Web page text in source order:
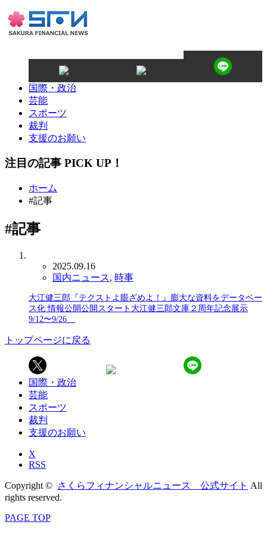
国際・政治
芸能
スポーツ
裁判
支援のお願い
注目の記事 PICK UP！
ホーム
#記事
#記事
2025.09.16
国内ニュース, 時事
大江健三郎『テクストよ眼ざめよ！』膨大な資料をデータベー
ス化 情報公開公開スタート大江健三郎文庫２周年記念展示
9/12〜9/26
トップページに戻る
国際・政治
芸能
スポーツ
裁判
支援のお願い
X
RSS
Copyright © さくらフィナンシャルニュース 公式サイト All
rights reserved.
PAGE TOP